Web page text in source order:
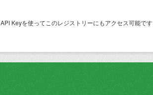
API Keyを使ってこのレジストリーにもアクセス可能です